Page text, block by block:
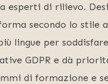
esperti di rilievo.
secondo lo stile
lingue per
GDPR e dà
di formazione e